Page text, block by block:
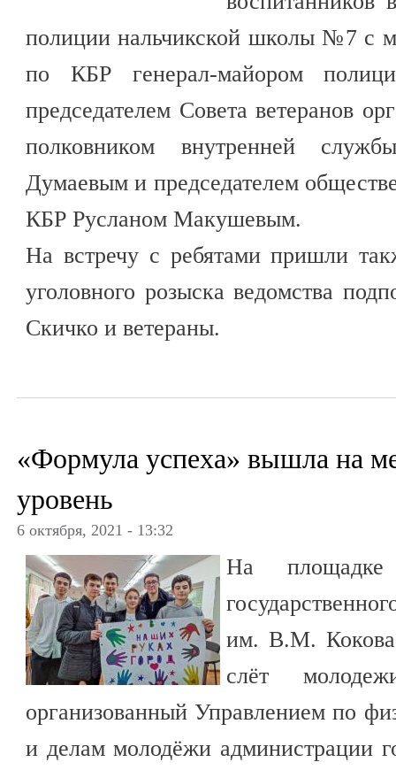
полиции нальчикской школы №7 с
по КБР генерал-майором
председателем Совета ветеранов
полковником внутренней
Думаевым и председателем
КБР Русланом Макушевым.
На встречу с ребятами пришли
уголовного розыска ведомства
Скичко и ветераны.
«Формула успеха» вышла на
уровень
6 октября, 2021 - 13:32
На площадке
им. В.М. Кокова
слёт
организованный Управлением по
и делам молодёжи администрации